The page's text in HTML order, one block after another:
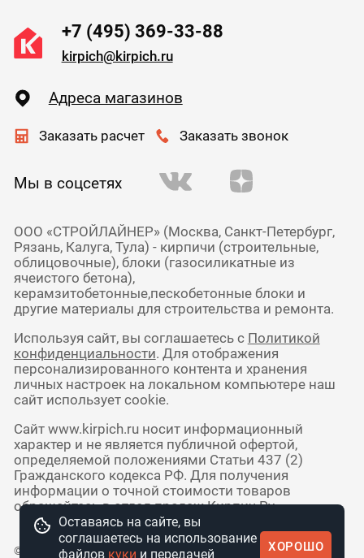
+7 (495) 369-33-88
kirpich@kirpich.ru
Адреса магазинов
Заказать расчет Заказать звонок
Мы в соцсетях
ООО «СТРОЙЛАЙНЕР» (Москва, Санкт-Петербург,
Рязань, Калуга, Тула) - кирпичи (строительные,
облицовочные), блоки (газосиликатные из
ячеистого бетона),
керамзитобетонные,пескобетонные блоки и
другие материалы для строительства и ремонта.
Используя сайт, вы соглашаетесь с Политикой
конфиденциальности. Для отображения
персонализированного контента и хранения
личных настроек на локальном компьютере наш
сайт использует cookie.
Сайт www.kirpich.ru носит информационный
характер и не является публичной офертой,
определяемой положениями Статьи 437 (2)
Гражданского кодекса РФ. Для получения
информации о точной стоимости товаров
обращайтесь в отдел продаж Кирпич Ру.
© 2010 - 2026 Интернет-магазин
Оставаясь на сайте, вы
соглашаетесь на использование
файлов куки и передачей
ХОРОШО